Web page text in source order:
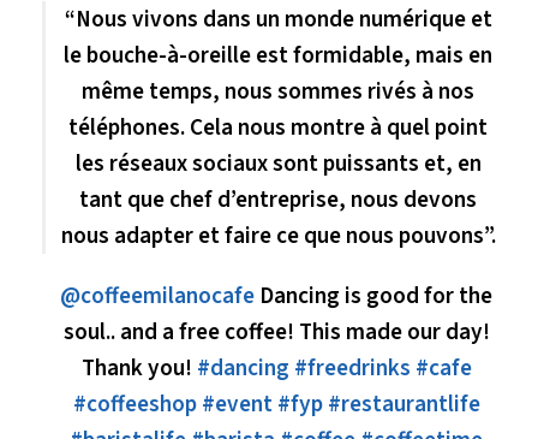
“Nous vivons dans un monde numérique et
le bouche-à-oreille est formidable, mais en
même temps, nous sommes rivés à nos
téléphones. Cela nous montre à quel point
les réseaux sociaux sont puissants et, en
tant que chef d’entreprise, nous devons
nous adapter et faire ce que nous pouvons”.
@coffeemilanocafe Dancing is good for the
soul.. and a free coffee! This made our day!
Thank you! #dancing #freedrinks #cafe
#coffeeshop#event#fyp#restaurantlife